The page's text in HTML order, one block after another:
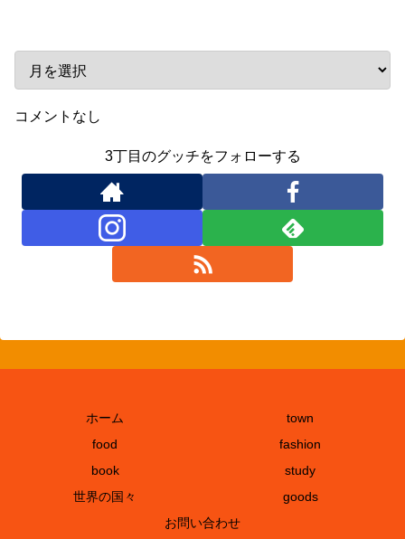
コメントなし
3丁目のグッチをフォローする
ホーム
town
food
fashion
book
study
世界の国々
goods
お問い合わせ